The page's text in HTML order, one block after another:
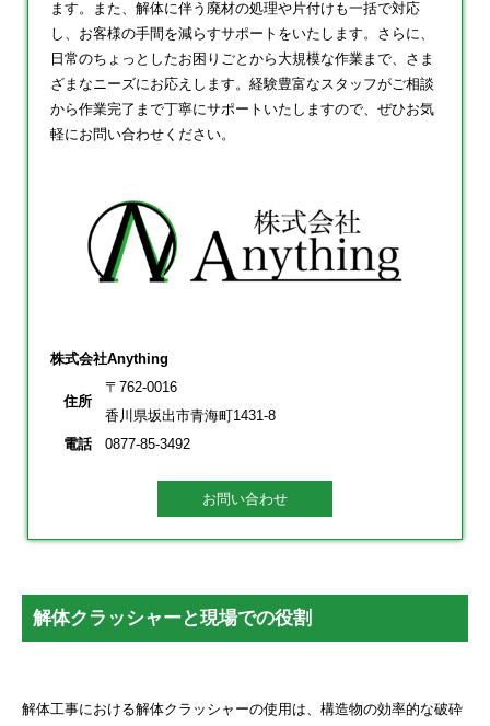
ます。また、解体に伴う廃材の処理や片付けも一括で対応
し、お客様の手間を減らすサポートをいたします。さらに、
日常のちょっとしたお困りごとから大規模な作業まで、さま
ざまなニーズにお応えします。経験豊富なスタッフがご相談
から作業完了まで丁寧にサポートいたしますので、ぜひお気
軽にお問い合わせください。
株式会社Anything
住所
〒762-0016
香川県坂出市青海町1431-8
電話
0877-85-3492
お問い合わせ
解体クラッシャーと現場での役割
解体工事における解体クラッシャーの使用は、構造物の効率的な破砕